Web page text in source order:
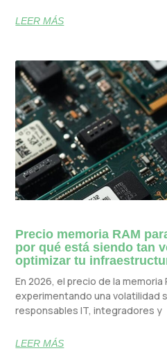
LEER MÁS
Precio memoria RAM
por qué está siendo tan
optimizar tu
En 2026, el precio de la
experimentando una volatilidad
responsables IT, integradores y
LEER MÁS